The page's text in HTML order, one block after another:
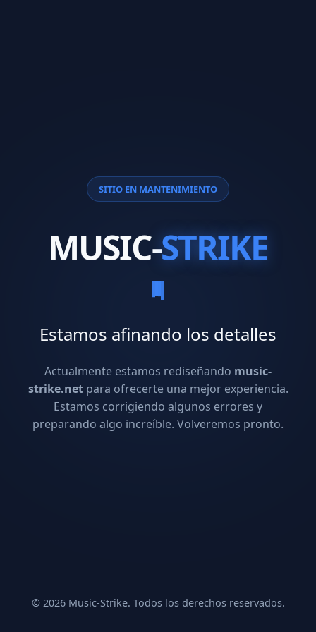
SITIO EN MANTENIMIENTO
MUSIC-STRIKE
Estamos afinando los detalles
Actualmente estamos rediseñando music-
strike.netpara ofrecerte una mejor experiencia.
Estamos corrigiendo algunos errores y
preparando algo increíble. Volveremos pronto.
© 2026 Music-Strike. Todos los derechos reservados.